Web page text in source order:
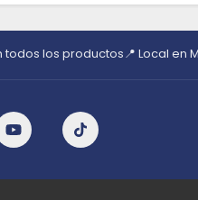
todos los productos📍 Local en